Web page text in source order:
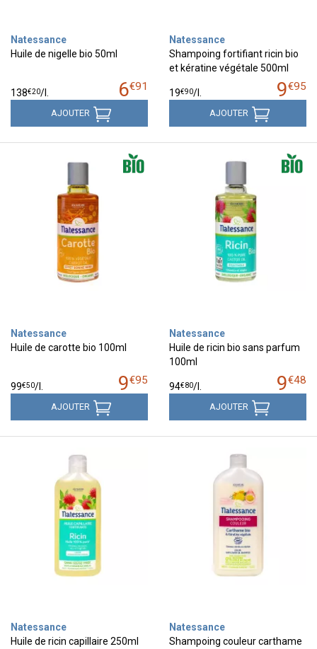
Natessance
Huile de nigelle bio 50ml
6€91
138€20/
AJOUTER
Natessance
Shampoing fortifiant ricin bio
et kératine végétale 500ml
9€95
19€90/
AJOUTER
Natessance
Huile de carotte bio 100ml
9€95
99€50/
AJOUTER
Natessance
Huile de ricin bio sans parfum
100ml
9€48
94€80/
AJOUTER
Natessance
Huile de ricin capillaire 250ml
Natessance
Shampoing couleur carthame